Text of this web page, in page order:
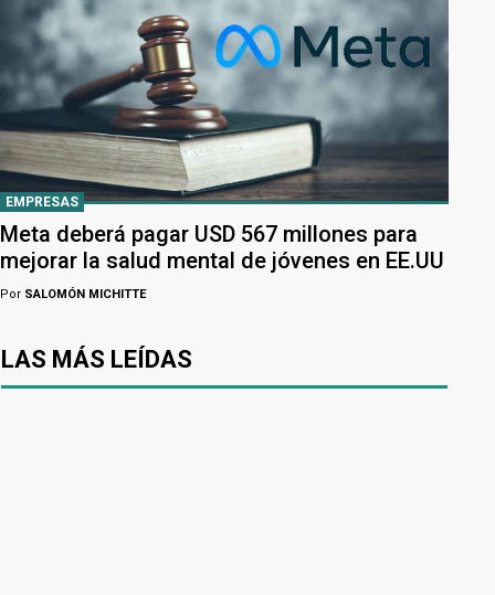
EMPRESAS
Meta deberá pagar USD 567 millones para
mejorar la salud mental de jóvenes en EE.UU
Por SALOMÓN MICHITTE
LAS MÁS LEÍDAS